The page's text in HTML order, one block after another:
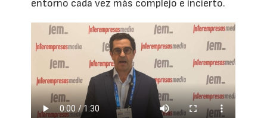
entorno cada vez más complejo e incierto.